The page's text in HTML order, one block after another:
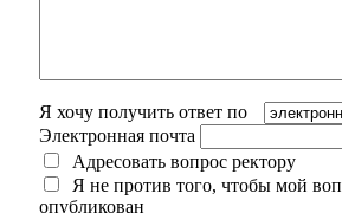
Я хочу получить ответ по
Электронная почта
Адресовать вопрос ректору
Я не против того, чтобы мой
опубликован